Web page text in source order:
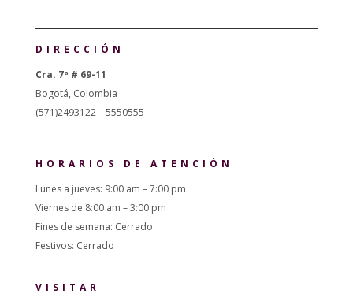
DIRECCIÓN
Cra. 7ª # 69-11
Bogotá, Colombia
(571)2493122 – 5550555
HORARIOS DE ATENCIÓN
Lunes a jueves: 9:00 am – 7:00 pm
Viernes de 8:00 am – 3:00 pm
Fines de semana: Cerrado
Festivos: Cerrado
VISITAR